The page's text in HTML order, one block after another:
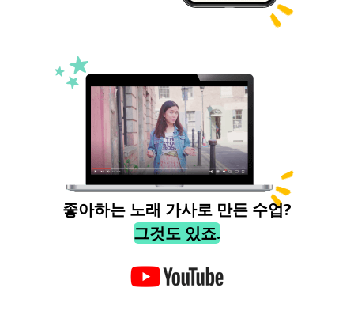
좋아하는 노래 가사로 만든 수업?
그것도 있죠.